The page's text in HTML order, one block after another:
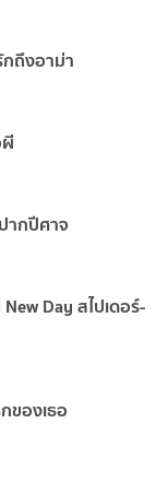
ถึงอาม่า
ากปีศาจ
Day สไปเดอร์-
ของเธอ